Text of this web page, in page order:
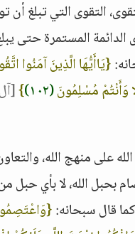
التقوى التي تبلغ
الدائمة المستمرة حتى
{يَاأَيُّهَا الَّذِينَ آمَنُوا
وَأَنْتُمْ مُسْلِمُونَ(١٠٢) }
على منهج الله،
بحبل الله، لا بأي حبل
قال سبحانه: